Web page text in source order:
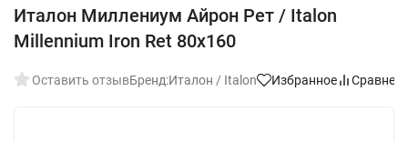
Италон Миллениум Айрон Рет / Italon
Millennium Iron Ret 80x160
Оставить отзывБренд:Италон / Italon Избранное